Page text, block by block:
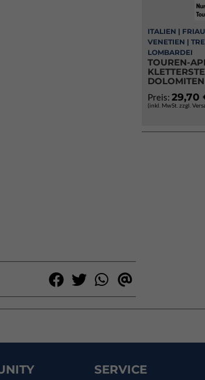
ITALIEN |
VENETIEN |
LOMBARDEI
TOUREN-
DOLOMITEN
Preis: 29,70
(inkl. MwSt. zzgl.
SERVICE